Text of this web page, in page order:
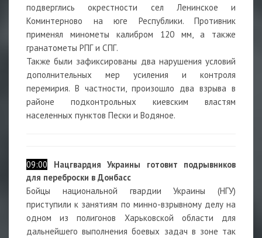
подверглись окрестности сел Ленинское и
Коминтерново на юге Республики. Противник
применял минометы калибром 120 мм, а также
гранатометы РПГ и СПГ.
Также были зафиксированы два нарушения условий
дополнительных мер усиления и контроля
перемирия. В частности, произошло два взрыва в
районе подконтрольных киевским властям
населенных пунктов Пески и Водяное.
09:00
Нацгвардия Украины готовит подрывников
для переброски в Донбасс
Бойцы национальной гвардии Украины (НГУ)
приступили к занятиям по минно-взрывному делу на
одном из полигонов Харьковской области для
дальнейшего выполнения боевых задач в зоне так